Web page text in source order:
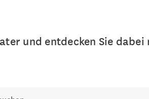
und entdecken Sie dabei